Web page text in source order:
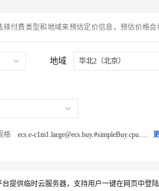
择付费类型和地域来预估定价信息，预估价格
地域 华北2（北京）
格 ecs.e-c1m1.large@ecs.buy.#simpleBuy.cpu.memory经济型 e
台提供临时云服务器，支持用户一键在网页中登